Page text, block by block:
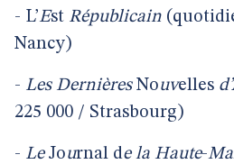
- L’Est Républicain
Nancy)
- Les DernièresNouvelles
225 000 / Strasbourg)
- LeJournal de la Haute-